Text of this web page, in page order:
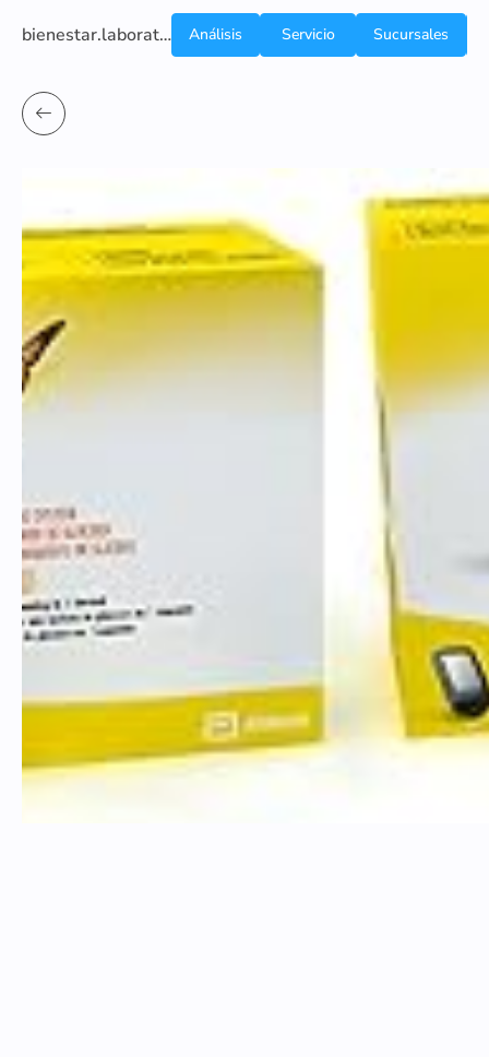
bienestar.laboratoriocliniconsb.com
Análisis
Servicio
Sucursales